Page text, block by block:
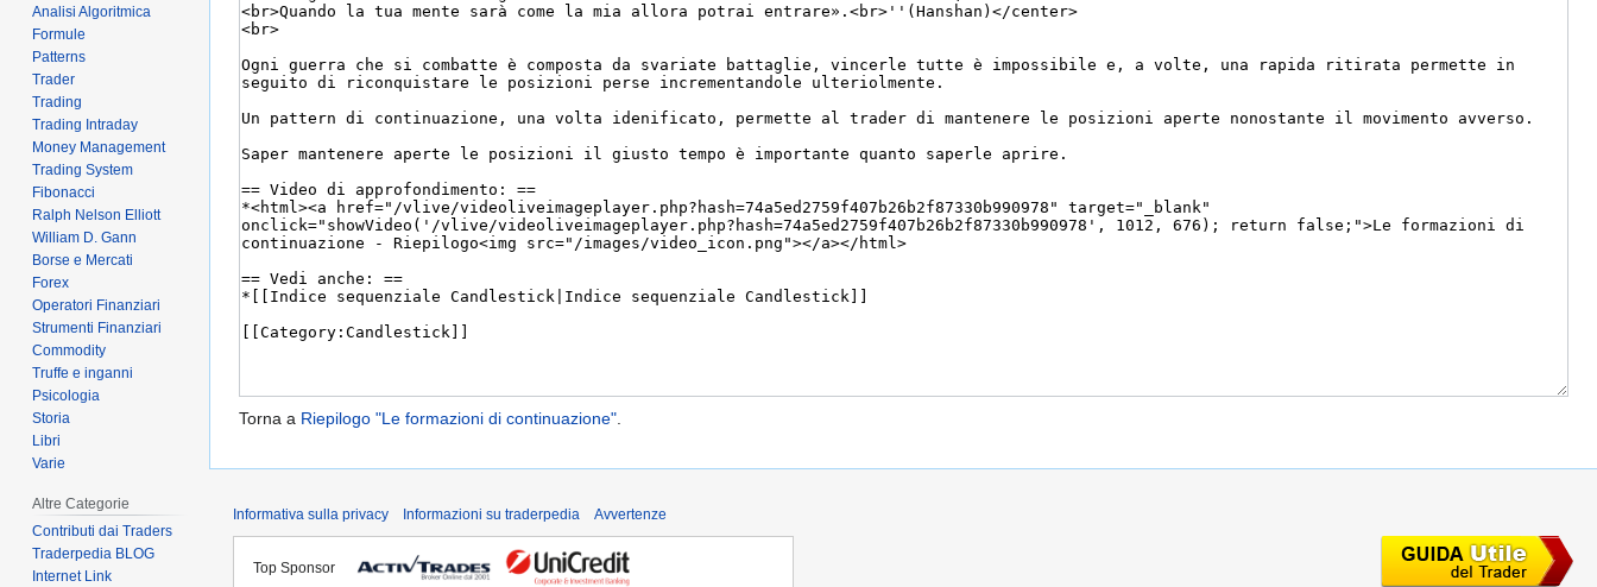
Torna a Riepilogo "Le formazioni di continuazione".
Analisi Algoritmica
Formule
Patterns
Trader
Trading
Trading Intraday
Money Management
Trading System
Fibonacci
Ralph Nelson Elliott
William D. Gann
Borse e Mercati
Forex
Operatori Finanziari
Strumenti Finanziari
Commodity
Truffe e inganni
Psicologia
Storia
Libri
Varie
Altre Categorie
Contributi dai Traders
Traderpedia BLOG
Internet Link
Informativa sulla privacy Informazioni su traderpedia Avvertenze
Top Sponsor